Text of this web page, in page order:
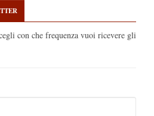
con che frequenza vuoi ricevere gli